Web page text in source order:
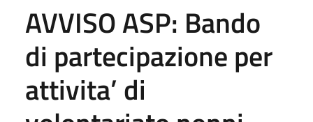
AVVISO ASP: Bando
di partecipazione per
attivita’ di